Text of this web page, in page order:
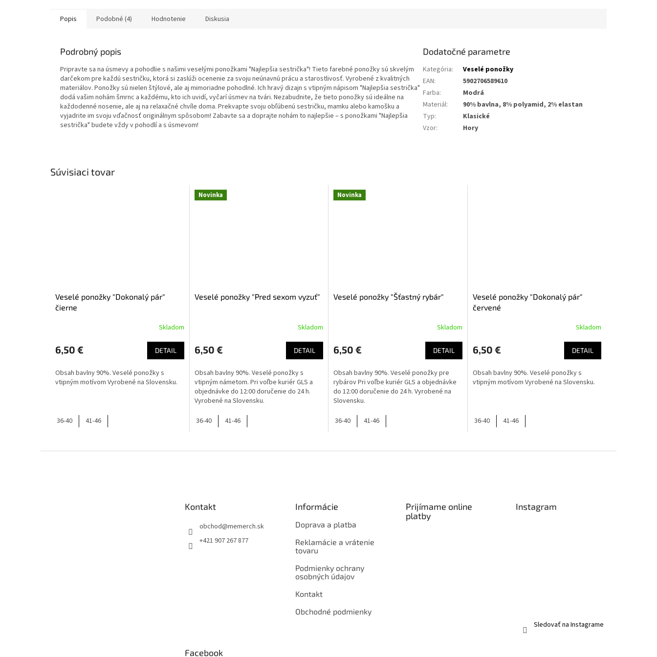
Súvisiaci tovar
Veselé ponožky "Dokonalý pár"
čierne
Skladom
6,50 € DETAIL
Obsah bavlny 90%. Veselé ponožky s
vtipným motívom Vyrobené na Slovensku.
36-40 41-46
Novinka
Veselé ponožky "Pred sexom vyzuť"
Skladom
6,50 € DETAIL
Obsah bavlny 90%. Veselé ponožky s
vtipným námetom. Pri voľbe kuriér GLS a
objednávke do 12:00 doručenie do 24 h.
Vyrobené na Slovensku.
36-40 41-46
Novinka
Veselé ponožky "Šťastný rybár"
Skladom
6,50 € DETAIL
Obsah bavlny 90%. Veselé ponožky pre
rybárov Pri voľbe kuriér GLS a objednávke
do 12:00 doručenie do 24 h. Vyrobené na
Slovensku.
36-40 41-46
Veselé ponožky "Dokonalý pár"
červené
Skladom
6,50 € DETAIL
Obsah bavlny 90%. Veselé ponožky s
vtipným motívom Vyrobené na Slovensku.
36-40 41-46
Popis Podobné (4) Hodnotenie Diskusia
Podrobný popis
Pripravte sa na úsmevy a pohodlie s našimi veselými ponožkami "Najlepšia sestrička"! Tieto farebné ponožky sú skvelým
darčekom pre každú sestričku, ktorá si zaslúži ocenenie za svoju neúnavnú prácu a starostlivosť. Vyrobené z kvalitných
materiálov. Ponožky sú nielen štýlové, ale aj mimoriadne pohodlné. Ich hravý dizajn s vtipným nápisom "Najlepšia sestrička"
dodá vašim nohám šmrnc a každému, kto ich uvidí, vyčarí úsmev na tvári. Nezabudnite, že tieto ponožky sú ideálne na
každodenné nosenie, ale aj na relaxačné chvíle doma. Prekvapte svoju obľúbenú sestričku, mamku alebo kamošku a
vyjadrite im svoju vďačnosť originálnym spôsobom! Zabavte sa a doprajte nohám to najlepšie – s ponožkami "Najlepšia
sestrička" budete vždy v pohodlí a s úsmevom!
Dodatočné parametre
Kategória:
Veselé ponožky
EAN:
5902706589610
Farba:
Modrá
Materiál:
90% bavlna, 8% polyamid, 2% elastan
Typ:
Klasické
Vzor: Hory
Kontakt
obchod@memerch.sk
+421 907 267 877
Informácie
Doprava a platba
Reklamácie a vrátenie
tovaru
Podmienky ochrany
osobných údajov
Kontakt
Obchodné podmienky
Prijímame online
platby
Instagram
Sledovať na Instagrame
Facebook